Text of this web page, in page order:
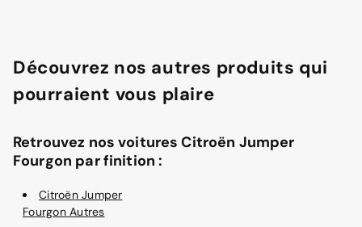
Découvrez nos autres produits qui
pourraient vous plaire
Retrouvez nos voitures Citroën Jumper
Fourgon par finition :
Citroën Jumper
Fourgon Autres